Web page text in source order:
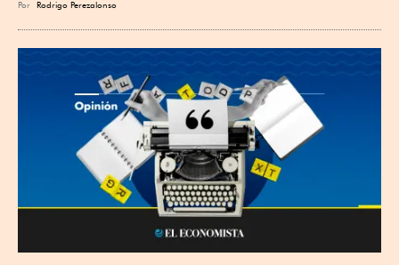
Por Rodrigo Perezalonso